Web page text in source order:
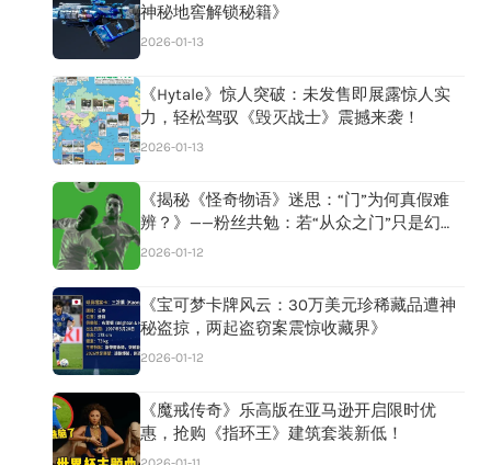
神秘地窖解锁秘籍》
2026-01-13
《Hytale》惊人突破：未发售即展露惊人实
力，轻松驾驭《毁灭战士》震撼来袭！
2026-01-13
《揭秘《怪奇物语》迷思：“门”为何真假难
辨？》——粉丝共勉：若“从众之门”只是幻
影，保持冷静，别让幻想成真！
2026-01-12
《宝可梦卡牌风云：30万美元珍稀藏品遭神
秘盗掠，两起盗窃案震惊收藏界》
2026-01-12
《魔戒传奇》乐高版在亚马逊开启限时优
惠，抢购《指环王》建筑套装新低！